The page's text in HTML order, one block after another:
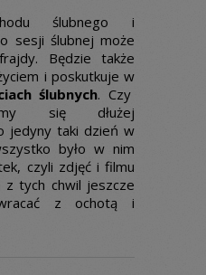
ślubnego i
sesji ślubnej może
Będzie także
i poskutkuje w
ślubnych. Czy
się dłużej
jedyny taki dzień w
było w nim
czyli zdjęć i filmu
tych chwil jeszcze
z ochotą i